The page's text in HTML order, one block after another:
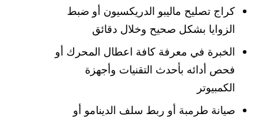
كراج تصليح ماليبو الدريكسيون أو ضبط
الزوايا بشكل صحيح وخلال دقائق
الخبرة في معرفة كافة اعطال المحرك أو
فحص أدائه بأحدث التقنيات وأجهزة
الكمبيوتر
صيانة طرمبة أو ربط سلف الدينامو أو